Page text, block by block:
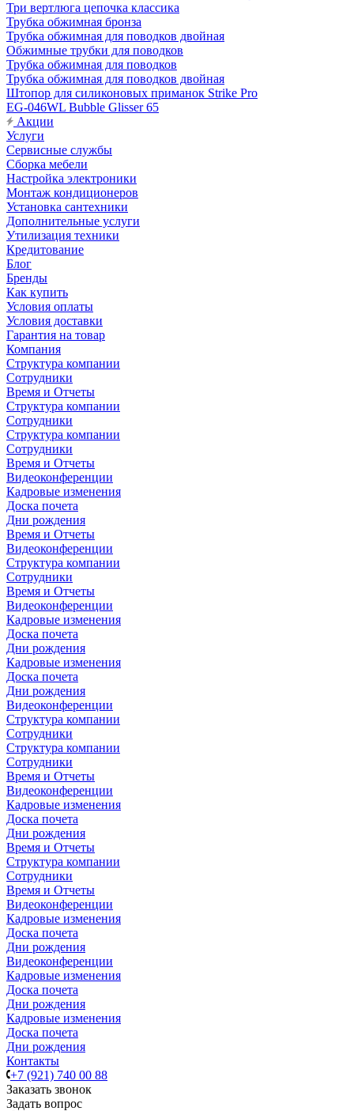
Три вертлюга цепочка классика
Трубка обжимная бронза
Трубка обжимная для поводков двойная
Обжимные трубки для поводков
Трубка обжимная для поводков
Трубка обжимная для поводков двойная
Штопор для силиконовых приманок Strike Pro
EG-046WL Bubble Glisser 65
Акции
Услуги
Сервисные службы
Сборка мебели
Настройка электроники
Монтаж кондиционеров
Установка сантехники
Дополнительные услуги
Утилизация техники
Кредитование
Блог
Бренды
Как купить
Условия оплаты
Условия доставки
Гарантия на товар
Компания
Структура компании
Сотрудники
Время и Отчеты
Структура компании
Сотрудники
Структура компании
Сотрудники
Время и Отчеты
Видеоконференции
Кадровые изменения
Доска почета
Дни рождения
Время и Отчеты
Видеоконференции
Структура компании
Сотрудники
Время и Отчеты
Видеоконференции
Кадровые изменения
Доска почета
Дни рождения
Кадровые изменения
Доска почета
Дни рождения
Видеоконференции
Структура компании
Сотрудники
Структура компании
Сотрудники
Время и Отчеты
Видеоконференции
Кадровые изменения
Доска почета
Дни рождения
Время и Отчеты
Структура компании
Сотрудники
Время и Отчеты
Видеоконференции
Кадровые изменения
Доска почета
Дни рождения
Видеоконференции
Кадровые изменения
Доска почета
Дни рождения
Кадровые изменения
Доска почета
Дни рождения
Контакты
+7 (921) 740 00 88
Заказать звонок
Задать вопрос